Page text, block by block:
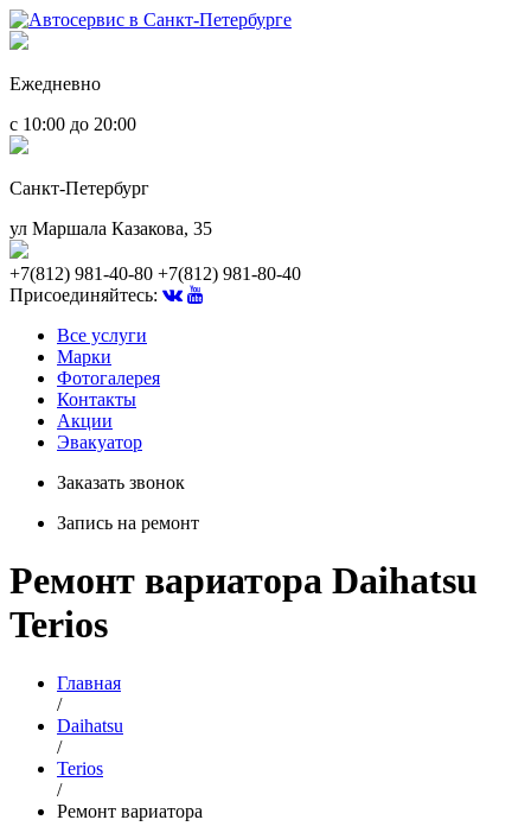
Ежедневно
с 10:00 до 20:00
Санкт-Петербург
ул Маршала Казакова, 35
+7(812) 981-40-80 +7(812) 981-80-40
Присоединяйтесь:
Все услуги
Марки
Фотогалерея
Контакты
Акции
Эвакуатор
Заказать звонок
Запись на ремонт
Ремонт вариатора Daihatsu
Terios
Главная
/
Daihatsu
/
Terios
/
Ремонт вариатора